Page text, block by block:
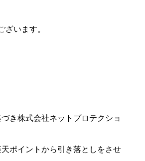
います。
き株式会社ネットプロテクショ
ポイントから引き落としをさせ